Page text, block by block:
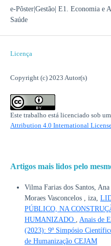
e-Pôster|Gestão| E1. Economia e
Saúde
Licença
Copyright (c) 2023 Autor(s)
Este trabalho está licenciado sob
Attribution 4.0 International
Artigos mais lidos pelo
Vilma Farias dos Santos,
Moraes Vasconcelos , iza,
PÚBLICO, NA
HUMANIZADO , Anais de
(2023): 9º Simpósio
de Humanização CEJAM